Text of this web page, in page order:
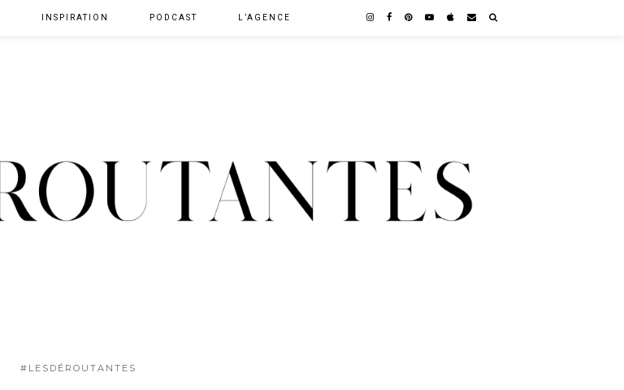
#LESDÉROUTANTES
INSPIRATION PODCAST L’AGENCE